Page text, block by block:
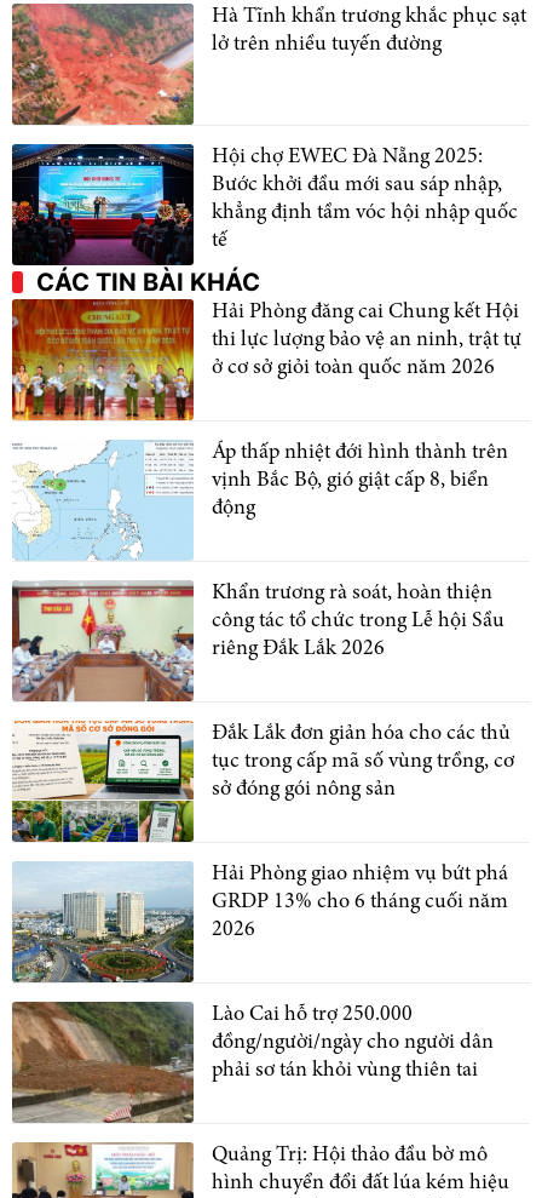
Hà Tĩnh khẩn trương khắc phục sạt
lở trên nhiều tuyến đường
Hội chợ EWEC Đà Nẵng 2025:
Bước khởi đầu mới sau sáp nhập,
khẳng định tầm vóc hội nhập quốc
tế
CÁC TIN BÀI KHÁC
Hải Phòng đăng cai Chung kết Hội
thi lực lượng bảo vệ an ninh, trật tự
ở cơ sở giỏi toàn quốc năm 2026
Áp thấp nhiệt đới hình thành trên
vịnh Bắc Bộ, gió giật cấp 8, biển
động
Khẩn trương rà soát, hoàn thiện
công tác tổ chức trong Lễ hội Sầu
riêng Đắk Lắk 2026
Đắk Lắk đơn giản hóa cho các thủ
tục trong cấp mã số vùng trồng, cơ
sở đóng gói nông sản
Hải Phòng giao nhiệm vụ bứt phá
GRDP 13% cho 6 tháng cuối năm
2026
Lào Cai hỗ trợ 250.000
đồng/người/ngày cho người dân
phải sơ tán khỏi vùng thiên tai
Quảng Trị: Hội thảo đầu bờ mô
hình chuyển đổi đất lúa kém hiệu